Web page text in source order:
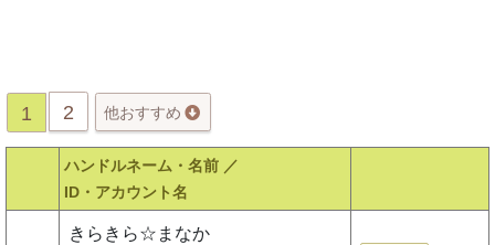
1 2 他おすすめ
ハンドルネーム・名前 ／
ID・アカウント名
きらきら☆まなか